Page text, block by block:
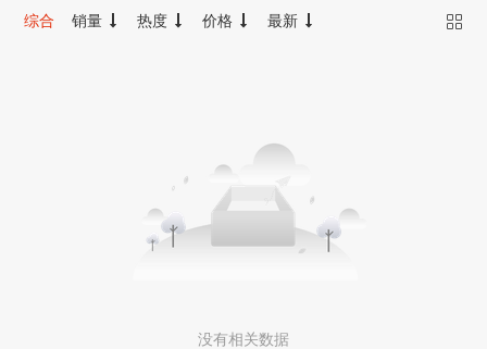
综合 销量 热度 价格 最新
没有相关数据